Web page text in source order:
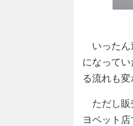
いったん
になって
る流れも変
ただし販
ヨペット店